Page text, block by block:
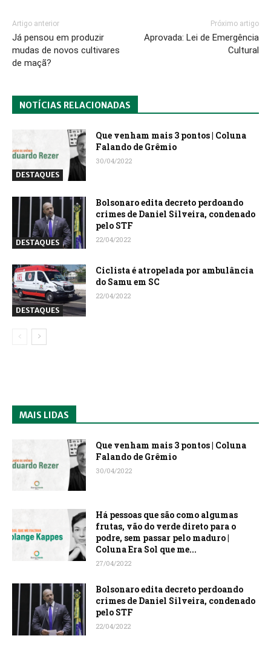
Artigo anterior
Já pensou em produzir
mudas de novos cultivares
de maçã?
Próximo artigo
Aprovada: Lei de Emergência
Cultural
NOTÍCIAS RELACIONADAS
DESTAQUES
Que venham mais 3 pontos | Coluna
Falando de Grêmio
30/04/2022
DESTAQUES
Bolsonaro edita decreto perdoando
crimes de Daniel Silveira, condenado
pelo STF
22/04/2022
DESTAQUES
Ciclista é atropelada por ambulância
do Samu em SC
22/04/2022
MAIS LIDAS
Que venham mais 3 pontos | Coluna
Falando de Grêmio
30/04/2022
Há pessoas que são como algumas
frutas, vão do verde direto para o
podre, sem passar pelo maduro |
Coluna Era Sol que me...
27/04/2022
Bolsonaro edita decreto perdoando
crimes de Daniel Silveira, condenado
pelo STF
22/04/2022